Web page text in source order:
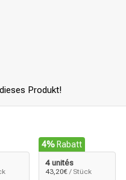
Produkt!
4% Rabatt
4 unités
43,20€ / Stück